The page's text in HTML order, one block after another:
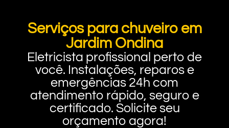
Serviços para chuveiro em
Jardim Ondina
Eletricista profissional perto de
você. Instalações, reparos e
emergências 24h com
atendimento rápido, seguro e
certificado. Solicite seu
orçamento agora!